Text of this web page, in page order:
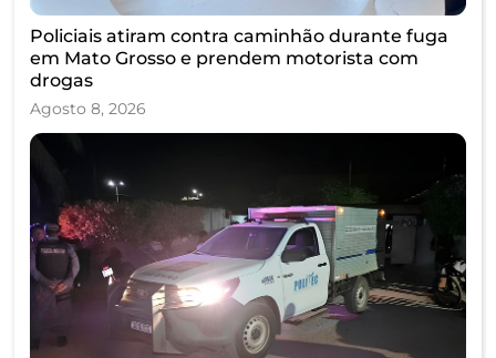
Policiais atiram contra caminhão durante fuga
em Mato Grosso e prendem motorista com
drogas
Agosto 8, 2026